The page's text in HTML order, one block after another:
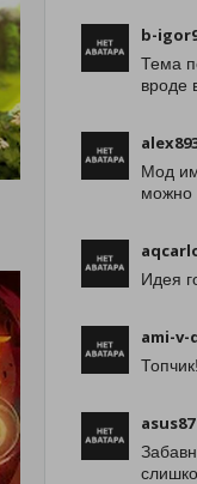
b-
Тема
вроде
Мод
можно
Идея
ami-v-
asus87